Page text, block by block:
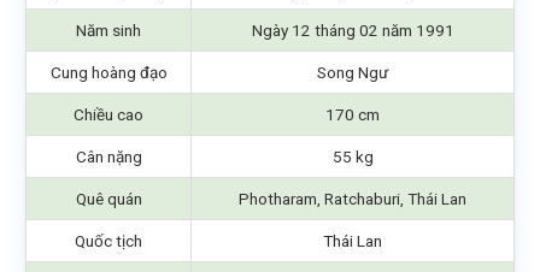
Năm sinh Ngày 12 tháng 02 năm 1991
Cung hoàng đạo Song Ngư
Chiều cao 170 cm
Cân nặng 55 kg
Quê quán Photharam, Ratchaburi, Thái Lan
Quốc tịch Thái Lan